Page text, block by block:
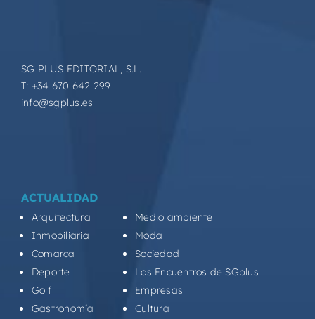
SG PLUS EDITORIAL, S.L.
T: +34 670 642 299
info@sgplus.es
ACTUALIDAD
Arquitectura
Inmobiliaria
Comarca
Deporte
Golf
Gastronomía
Medio ambiente
Moda
Sociedad
Los Encuentros de SGplus
Empresas
Cultura